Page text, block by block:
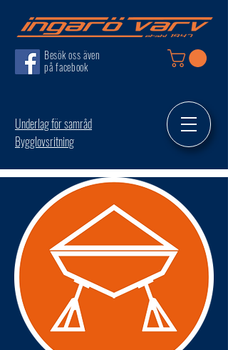
Besök oss även
på facebook
Underlag för samråd
Bygglovsritning